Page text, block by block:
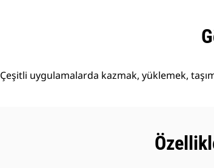
Çeşitli uygulamalarda kazmak, yüklemek,